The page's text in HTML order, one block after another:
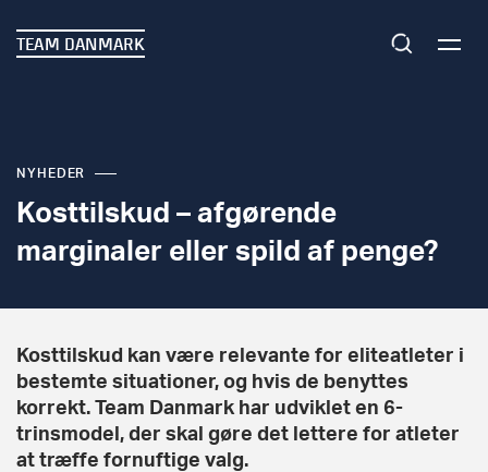
TEAM DANMARK
NYHEDER
Kosttilskud – afgørende
marginaler eller spild af penge?
Kosttilskud kan være relevante for eliteatleter i
bestemte situationer, og hvis de benyttes
korrekt. Team Danmark har udviklet en 6-
trinsmodel, der skal gøre det lettere for atleter
at træffe fornuftige valg.